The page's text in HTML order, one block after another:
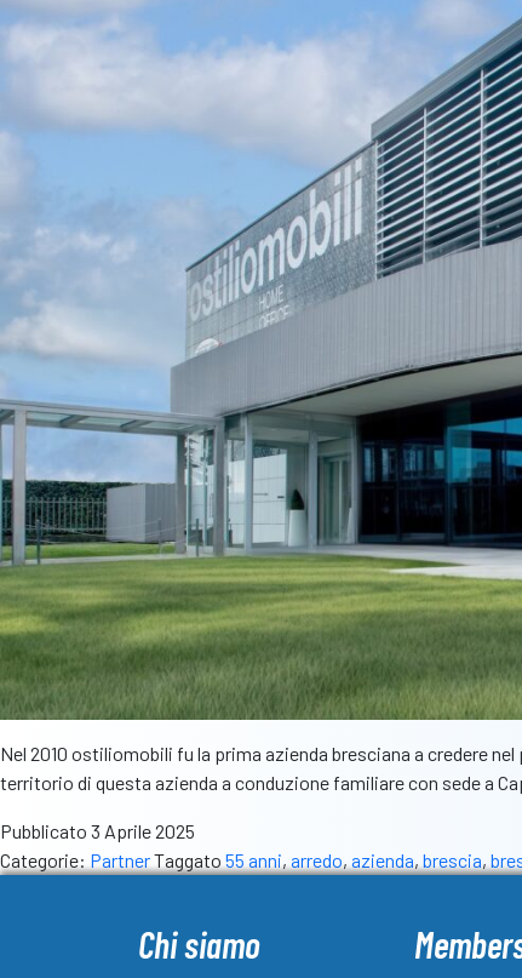
Nel 2010 ostiliomobili fu la prima azienda bresciana a credere
territorio di questa azienda a conduzione familiare con sede a
Pubblicato 3 Aprile 2025
Categorie: PartnerTaggato 55 anni, arredo, azienda, brescia,
Chi siamo